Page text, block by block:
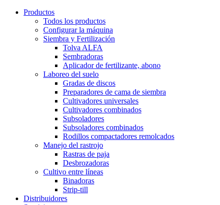
Productos
Todos los productos
Configurar la máquina
Siembra y Fertilización
Tolva ALFA
Sembradoras
Aplicador de fertilizante, abono
Laboreo del suelo
Gradas de discos
Preparadores de cama de siembra
Cultivadores universales
Cultivadores combinados
Subsoladores
Subsoladores combinados
Rodillos compactadores remolcados
Manejo del rastrojo
Rastras de paja
Desbrozadoras
Cultivo entre líneas
Binadoras
Strip-till
Distribuidores